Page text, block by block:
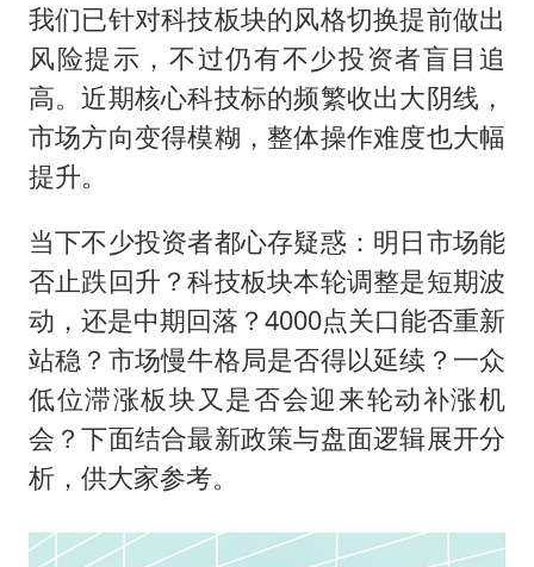
我们已针对科技板块的风格切换提前做出
风险提示，不过仍有不少投资者盲目追
高。近期核心科技标的频繁收出大阴线，
市场方向变得模糊，整体操作难度也大幅
提升。
当下不少投资者都心存疑惑：明日市场能
否止跌回升？科技板块本轮调整是短期波
动，还是中期回落？4000点关口能否重新
站稳？市场慢牛格局是否得以延续？一众
低位滞涨板块又是否会迎来轮动补涨机
会？下面结合最新政策与盘面逻辑展开分
析，供大家参考。